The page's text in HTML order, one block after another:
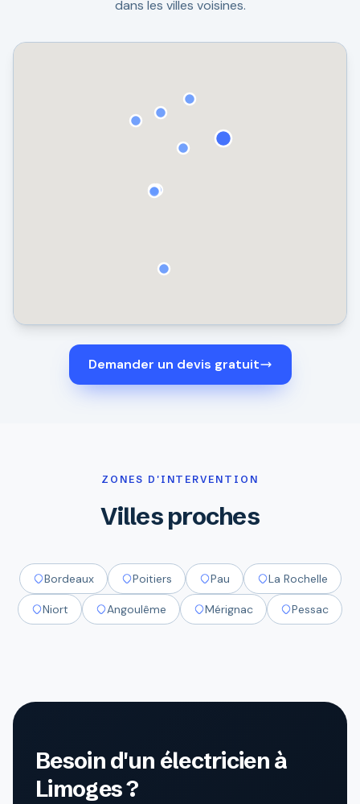
dans les villes voisines.
Demander un devis gratuit
ZONES D'INTERVENTION
Villes proches
Bordeaux Poitiers Pau La Rochelle
Niort Angoulême Mérignac Pessac
Besoin d'un électricien à
Limoges ?